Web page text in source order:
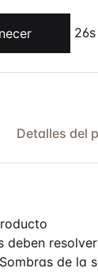
26s
Detalles del
deben
de la